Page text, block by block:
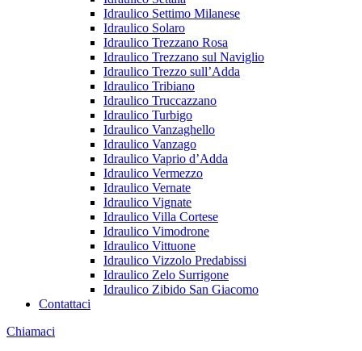
Idraulico Settimo Milanese
Idraulico Solaro
Idraulico Trezzano Rosa
Idraulico Trezzano sul Naviglio
Idraulico Trezzo sull’Adda
Idraulico Tribiano
Idraulico Truccazzano
Idraulico Turbigo
Idraulico Vanzaghello
Idraulico Vanzago
Idraulico Vaprio d’Adda
Idraulico Vermezzo
Idraulico Vernate
Idraulico Vignate
Idraulico Villa Cortese
Idraulico Vimodrone
Idraulico Vittuone
Idraulico Vizzolo Predabissi
Idraulico Zelo Surrigone
Idraulico Zibido San Giacomo
Contattaci
Chiamaci